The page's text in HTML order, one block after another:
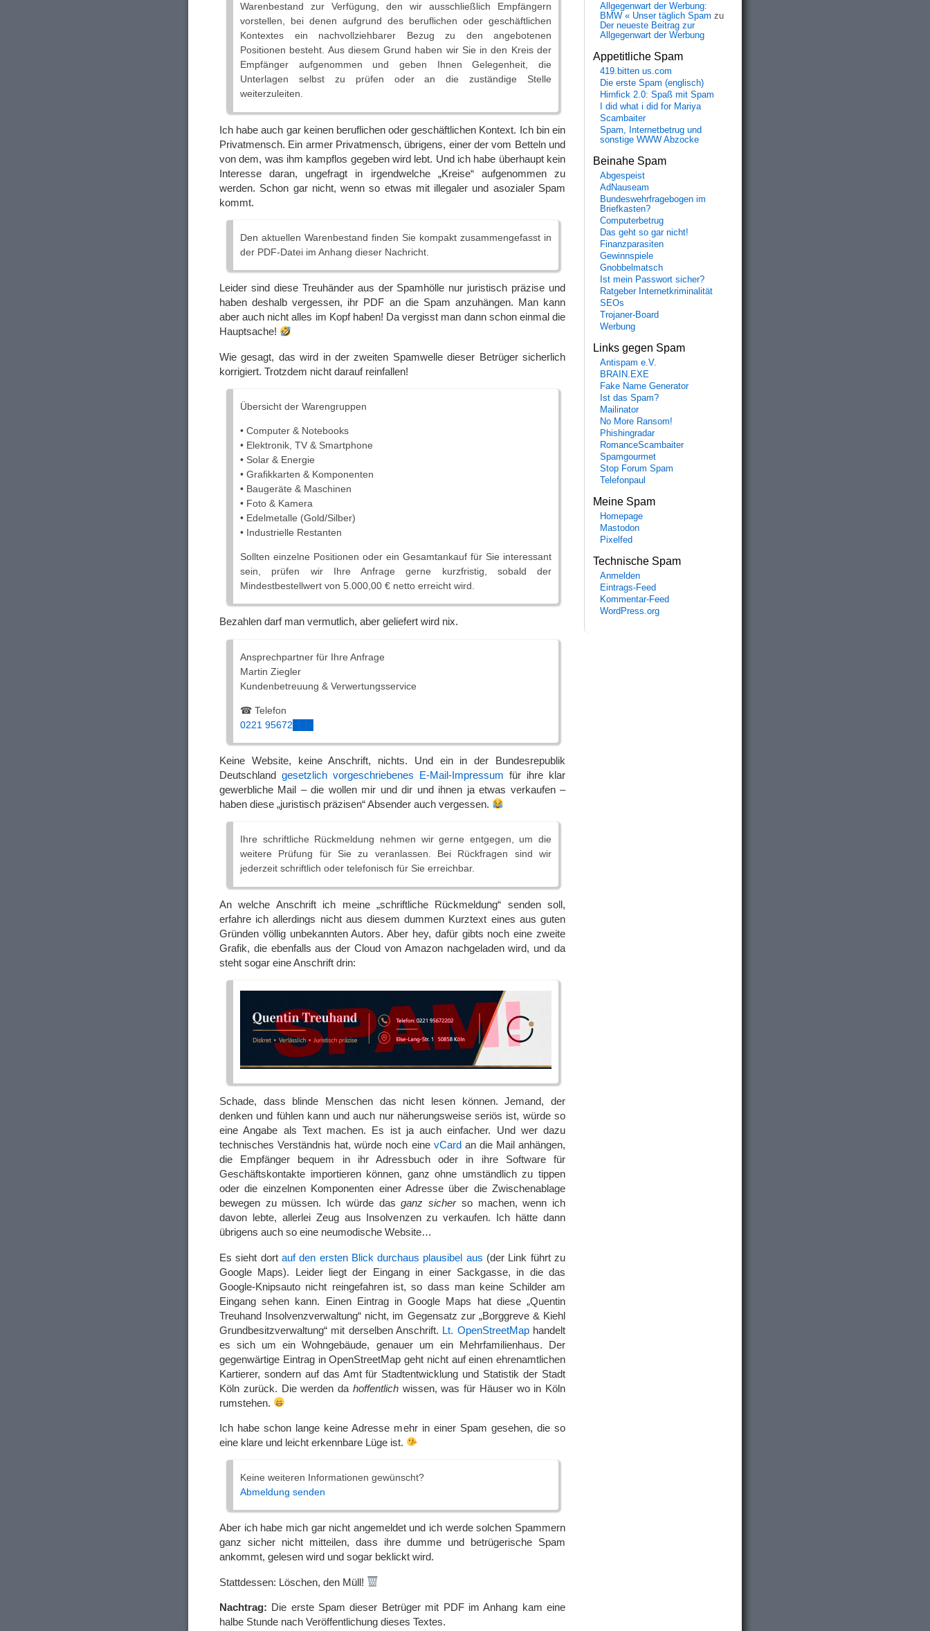
Warenbestand zur Verfügung, den wir ausschließlich Empfängern
vorstellen, bei denen aufgrund des beruflichen oder geschäftlichen
Kontextes ein nachvollziehbarer Bezug zu den angebotenen
Positionen besteht. Aus diesem Grund haben wir Sie in den Kreis der
Empfänger aufgenommen und geben Ihnen Gelegenheit, die
Unterlagen selbst zu prüfen oder an die zuständige Stelle
weiterzuleiten.
Ich habe auch gar keinen beruflichen oder geschäftlichen Kontext. Ich bin ein
Privatmensch. Ein armer Privatmensch, übrigens, einer der vom Betteln und
von dem, was ihm kampflos gegeben wird lebt. Und ich habe überhaupt kein
Interesse daran, ungefragt in irgendwelche „Kreise“ aufgenommen zu
werden. Schon gar nicht, wenn so etwas mit illegaler und asozialer Spam
kommt.
Den aktuellen Warenbestand finden Sie kompakt zusammengefasst in
der PDF-Datei im Anhang dieser Nachricht.
Leider sind diese Treuhänder aus der Spamhölle nur juristisch präzise und
haben deshalb vergessen, ihr PDF an die Spam anzuhängen. Man kann
aber auch nicht alles im Kopf haben! Da vergisst man dann schon einmal die
Hauptsache!
Wie gesagt, das wird in der zweiten Spamwelle dieser Betrüger sicherlich
korrigiert. Trotzdem nicht darauf reinfallen!
Übersicht der Warengruppen
• Computer & Notebooks
• Elektronik, TV & Smartphone
• Solar & Energie
• Grafikkarten & Komponenten
• Baugeräte & Maschinen
• Foto & Kamera
• Edelmetalle (Gold/Silber)
• Industrielle Restanten
Sollten einzelne Positionen oder ein Gesamtankauf für Sie interessant
sein, prüfen wir Ihre Anfrage gerne kurzfristig, sobald der
Mindestbestellwert von 5.000,00 € netto erreicht wird.
Bezahlen darf man vermutlich, aber geliefert wird nix.
Ansprechpartner für Ihre Anfrage
Martin Ziegler
Kundenbetreuung & Verwertungsservice
☎ Telefon
0221 95672███
Keine Website, keine Anschrift, nichts. Und ein in der Bundesrepublik
Deutschland gesetzlich vorgeschriebenes E-Mail-Impressum für ihre klar
gewerbliche Mail – die wollen mir und dir und ihnen ja etwas verkaufen –
haben diese „juristisch präzisen“ Absender auch vergessen.
Ihre schriftliche Rückmeldung nehmen wir gerne entgegen, um die
weitere Prüfung für Sie zu veranlassen. Bei Rückfragen sind wir
jederzeit schriftlich oder telefonisch für Sie erreichbar.
An welche Anschrift ich meine „schriftliche Rückmeldung“ senden soll,
erfahre ich allerdings nicht aus diesem dummen Kurztext eines aus guten
Gründen völlig unbekannten Autors. Aber hey, dafür gibts noch eine zweite
Grafik, die ebenfalls aus der Cloud von Amazon nachgeladen wird, und da
steht sogar eine Anschrift drin:
Schade, dass blinde Menschen das nicht lesen können. Jemand, der
denken und fühlen kann und auch nur näherungsweise seriös ist, würde so
eine Angabe als Text machen. Es ist ja auch einfacher. Und wer dazu
technisches Verständnis hat, würde noch eine vCardan die Mail anhängen,
die Empfänger bequem in ihr Adressbuch oder in ihre Software für
Geschäftskontakte importieren können, ganz ohne umständlich zu tippen
oder die einzelnen Komponenten einer Adresse über die Zwischenablage
bewegen zu müssen. Ich würde dasganz sicherso machen, wenn ich
davon lebte, allerlei Zeug aus Insolvenzen zu verkaufen. Ich hätte dann
übrigens auch so eine neumodische Website…
Es sieht dort auf den ersten Blick durchaus plausibel aus (der Link führt zu
Google Maps). Leider liegt der Eingang in einer Sackgasse, in die das
Google-Knipsauto nicht reingefahren ist, so dass man keine Schilder am
Eingang sehen kann. Einen Eintrag in Google Maps hat diese „Quentin
Treuhand Insolvenzverwaltung“ nicht, im Gegensatz zur „Borggreve & Kiehl
Grundbesitzverwaltung“ mit derselben Anschrift. Lt. OpenStreetMaphandelt
es sich um ein Wohngebäude, genauer um ein Mehrfamilienhaus. Der
gegenwärtige Eintrag in OpenStreetMap geht nicht auf einen ehrenamtlichen
Kartierer, sondern auf das Amt für Stadtentwicklung und Statistik der Stadt
Köln zurück. Die werden da hoffentlichwissen, was für Häuser wo in Köln
rumstehen.
Ich habe schon lange keine Adresse mehr in einer Spam gesehen, die so
eine klare und leicht erkennbare Lüge ist.
Keine weiteren Informationen gewünscht?
Abmeldung senden
Aber ich habe mich gar nicht angemeldet und ich werde solchen Spammern
ganz sicher nicht mitteilen, dass ihre dumme und betrügerische Spam
ankommt, gelesen wird und sogar beklickt wird.
Stattdessen: Löschen, den Müll!
Nachtrag: Die erste Spam dieser Betrüger mit PDF im Anhang kam eine
halbe Stunde nach Veröffentlichung dieses Textes.
Allgegenwart der Werbung:
BMW « Unser täglich Spam zu
Der neueste Beitrag zur
Allgegenwart der Werbung
Appetitliche Spam
419.bitten us.com
Die erste Spam (englisch)
Hirnfick 2.0: Spaß mit Spam
I did what i did for Mariya
Scambaiter
Spam, Internetbetrug und
sonstige WWW Abzocke
Beinahe Spam
Abgespeist
AdNauseam
Bundeswehrfragebogen im
Briefkasten?
Computerbetrug
Das geht so gar nicht!
Finanzparasiten
Gewinnspiele
Gnobbelmatsch
Ist mein Passwort sicher?
Ratgeber Internetkriminalität
SEOs
Trojaner-Board
Werbung
Links gegen Spam
Antispam e.V.
BRAIN.EXE
Fake Name Generator
Ist das Spam?
Mailinator
No More Ransom!
Phishingradar
RomanceScambaiter
Spamgourmet
Stop Forum Spam
Telefonpaul
Meine Spam
Homepage
Mastodon
Pixelfed
Technische Spam
Anmelden
Eintrags-Feed
Kommentar-Feed
WordPress.org